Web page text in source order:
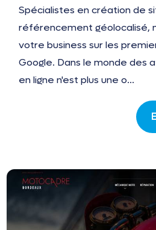
Spécialistes en création de
référencement géolocalisé,
votre business sur les
Google. Dans le monde des
en ligne n'est plus une o...